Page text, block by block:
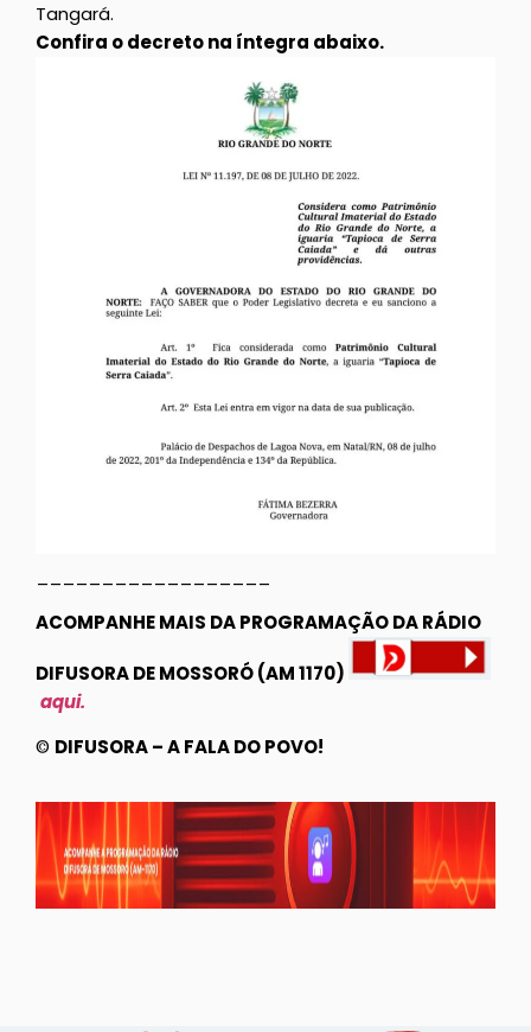
Tangará.
Confira o decreto na íntegra abaixo.
ACOMPANHE MAIS DA PROGRAMAÇÃO DA RÁDIO
DIFUSORA DE MOSSORÓ (AM 1170)
aqui.
© DIFUSORA – A FALA DO POVO!